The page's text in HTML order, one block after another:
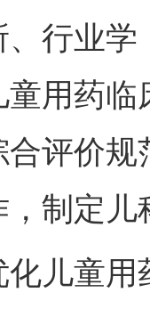
行业
用药
合评价
，制定
儿童用